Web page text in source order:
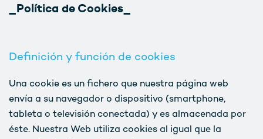
_Política de Cookies_
Definición y función de cookies
Una cookie es un fichero que nuestra página web
envía a su navegador o dispositivo (smartphone,
tableta o televisión conectada) y es almacenada por
éste. Nuestra Web utiliza cookies al igual que la